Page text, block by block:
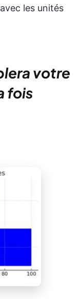
les unités
votre
fois